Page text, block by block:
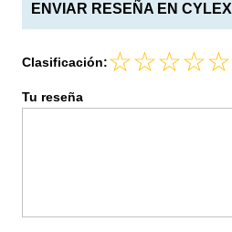
ENVIAR RESEÑA EN CYLEX
Clasificación:
Tu reseña